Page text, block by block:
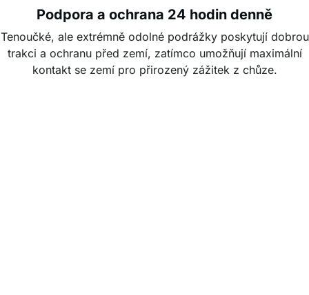
Podpora a ochrana 24 hodin denně
Tenoučké, ale extrémně odolné podrážky poskytují dobrou
trakci a ochranu před zemí, zatímco umožňují maximální
kontakt se zemí pro přirozený zážitek z chůze.